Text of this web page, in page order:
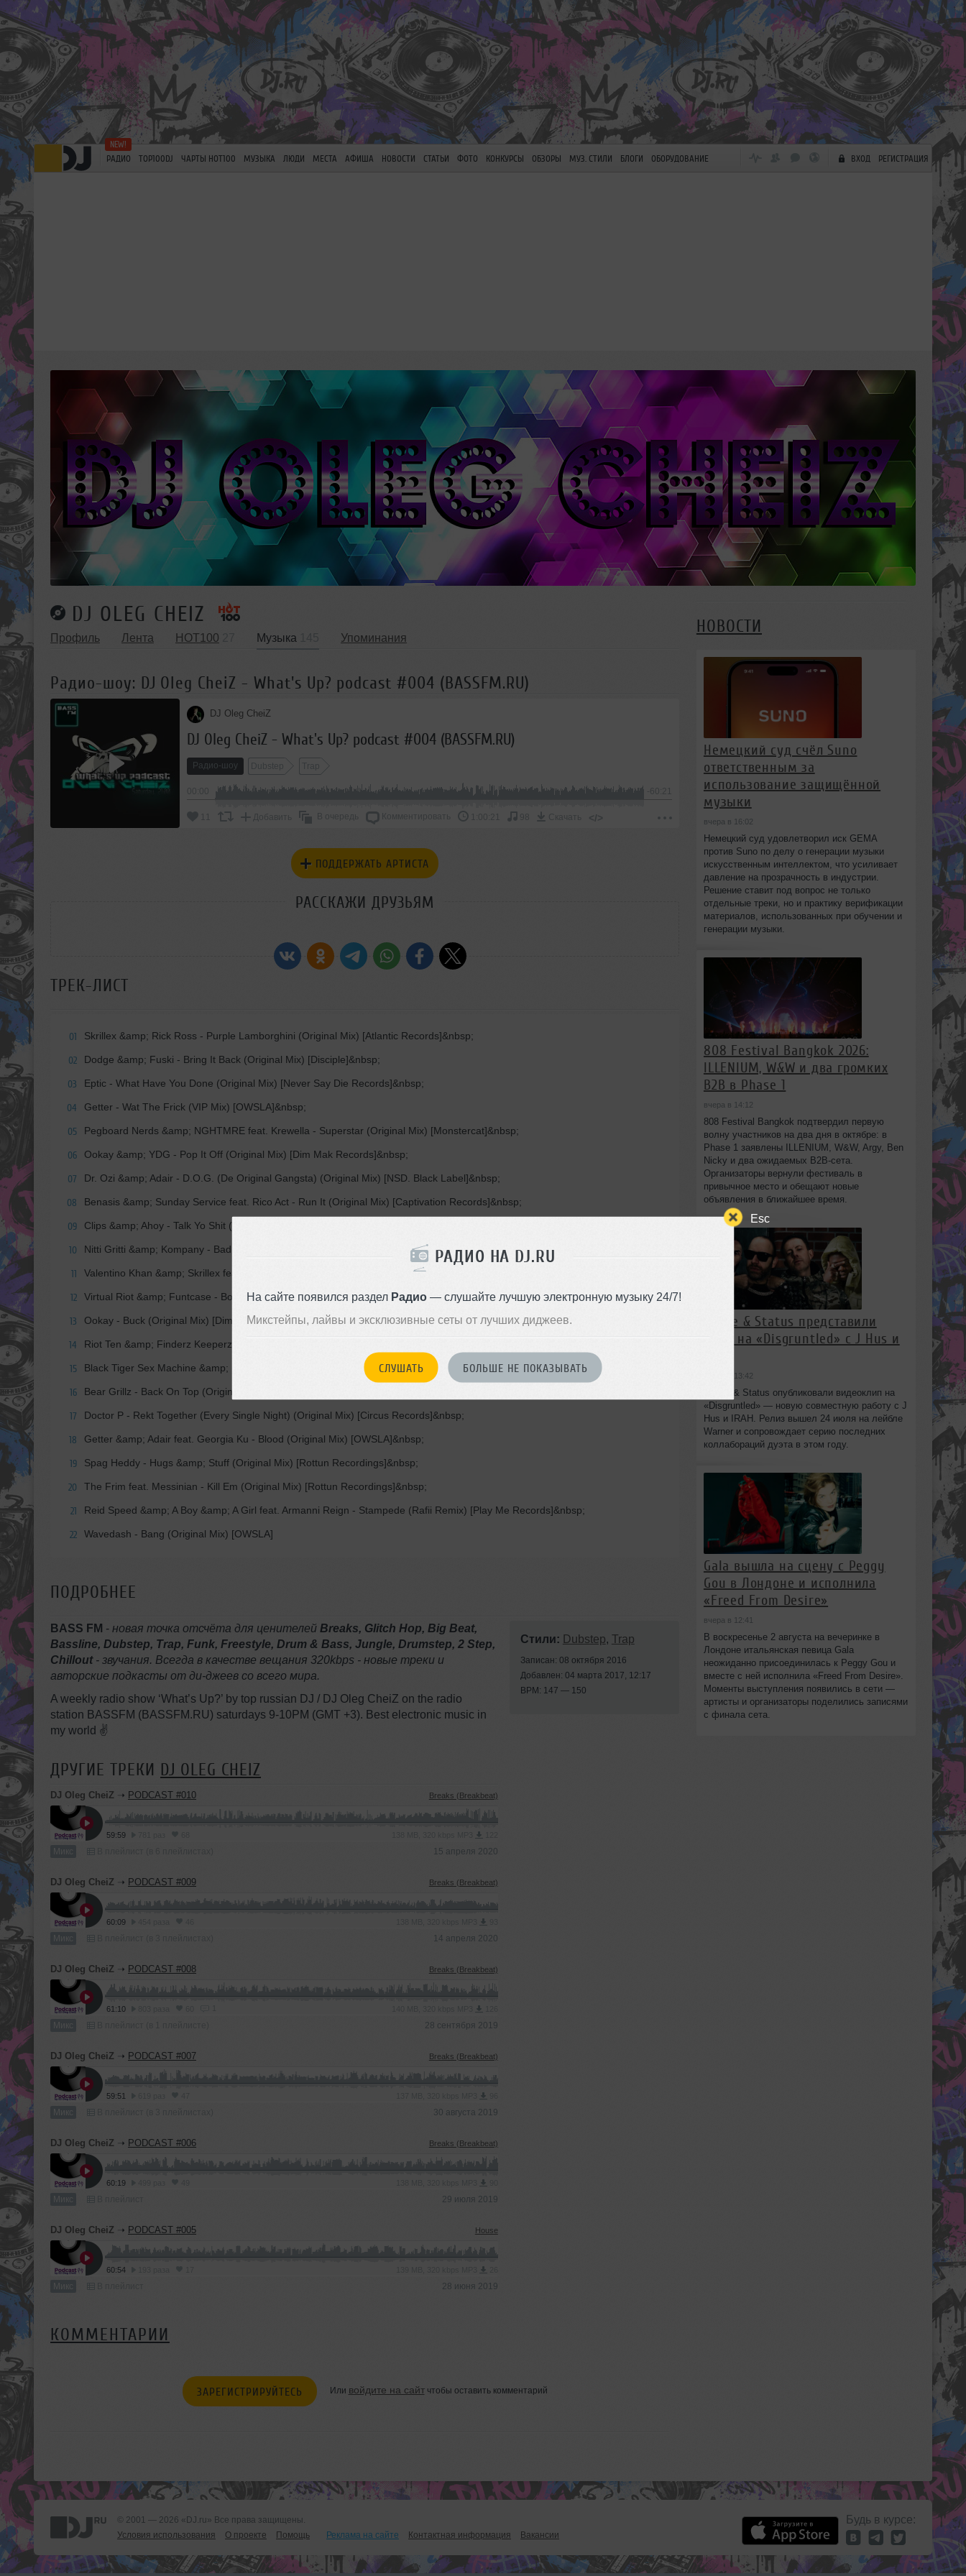
Esc
РАДИО НА DJ.RU
На сайте появился раздел Радио— слушайте лучшую электронную музыку 24/7!
Микстейпы, лайвы и эксклюзивные сеты от лучших диджеев.
СЛУШАТЬ БОЛЬШЕ НЕ ПОКАЗЫВАТЬ
РАДИО TOP100DJ ЧАРТЫ HOT100 МУЗЫКА ЛЮДИ МЕСТА АФИША НОВОСТИ СТАТЬИ ФОТО КОНКУРСЫ ОБЗОРЫ МУЗ. СТИЛИ БЛОГИ ОБОРУДОВАНИЕ ВХОД РЕГИСТРАЦИЯ
DJ OLEG CHEIZ
Профиль Лента HOT100 Музыка Упоминания
Радио-шоу: DJ Oleg CheiZ - What's Up? podcast #004 (BASSFM.RU)
DJ Oleg CheiZ
DJ Oleg CheiZ - What's Up? podcast #004 (BASSFM.RU)
Радио-шоу Dubstep Trap
-60:21
Добавить В очередь Комментировать 1:00:21 98 Скачать </>
ПОДДЕРЖАТЬ АРТИСТА
РАССКАЖИ ДРУЗЬЯМ
ТРЕК-ЛИСТ
01 Skrillex &amp; Rick Ross - Purple Lamborghini (Original Mix) [Atlantic Records]&nbsp;
02 Dodge &amp; Fuski - Bring It Back (Original Mix) [Disciple]&nbsp;
03 Eptic - What Have You Done (Original Mix) [Never Say Die Records]&nbsp;
04 Getter - Wat The Frick (VIP Mix) [OWSLA]&nbsp;
05 Pegboard Nerds &amp; NGHTMRE feat. Krewella - Superstar (Original Mix) [Monstercat]&nbsp;
06 Ookay &amp; YDG - Pop It Off (Original Mix) [Dim Mak Records]&nbsp;
07 Dr. Ozi &amp; Adair - D.O.G. (De Original Gangsta) (Original Mix) [NSD. Black Label]&nbsp;
08 Benasis &amp; Sunday Service feat. Rico Act - Run It (Original Mix) [Captivation Records]&nbsp;
09 Clips &amp; Ahoy - Talk Yo Shit (Original Mix) [Free]&nbsp;
10 Nitti Gritti &amp; Kompany - Badlands (Original Mix) [Dim Mak Records]&nbsp;
11 Valentino Khan &amp; Skrillex feat. Kstylis - Slam Dunk (Original Mix) [OWSLA]&nbsp;
12 Virtual Riot &amp; Funtcase - Borg (Downlink remix) [Disciple]&nbsp;
13 Ookay - Buck (Original Mix) [Dim Mak Records]&nbsp;
14 Riot Ten &amp; Finderz Keeperz - Lift Off (Get Up) [Captivation Records]&nbsp;
15 Black Tiger Sex Machine &amp; LeKtriQue - Armada (Original Mix) [Rottun Recordings]&nbsp;
16 Bear Grillz - Back On Top (Original Mix) [Rottun Recordings]&nbsp;
17 Doctor P - Rekt Together (Every Single Night) (Original Mix) [Circus Records]&nbsp;
18 Getter &amp; Adair feat. Georgia Ku - Blood (Original Mix) [OWSLA]&nbsp;
19 Spag Heddy - Hugs &amp; Stuff (Original Mix) [Rottun Recordings]&nbsp;
20 The Frim feat. Messinian - Kill Em (Original Mix) [Rottun Recordings]&nbsp;
21 Reid Speed &amp; A Boy &amp; A Girl feat. Armanni Reign - Stampede (Rafii Remix) [Play Me Records]&nbsp;
22 Wavedash - Bang (Original Mix) [OWSLA]
ПОДРОБНЕЕ
BASS FM - новая точка отсчёта для ценителей Breaks, Glitch Hop, Big Beat,
Bassline, Dubstep, Trap, Funk, Freestyle, Drum & Bass, Jungle, Drumstep, 2 Step,
Chillout- звучания. Всегда в качестве вещания 320kbps - новые треки и
авторские подкасты от ди-джеев со всего мира.
A weekly radio show ‘What’s Up?’ by top russian DJ / DJ Oleg CheiZ on the radio
station BASSFM (BASSFM.RU) saturdays 9-10PM (GMT +3). Best electronic music in
my world ✌️
ДРУГИЕ ТРЕКИ DJ OLEG CHEIZ
DJ Oleg CheiZ ➝ PODCAST #010 Breaks (Breakbeat)
59:59
Микс 15 апреля 2020
DJ Oleg CheiZ ➝ PODCAST #009 Breaks (Breakbeat)
60:09
Микс 14 апреля 2020
DJ Oleg CheiZ ➝ PODCAST #008 Breaks (Breakbeat)
61:10
Микс 28 сентября 2019
DJ Oleg CheiZ ➝ PODCAST #007 Breaks (Breakbeat)
59:51
Микс 30 августа 2019
DJ Oleg CheiZ ➝ PODCAST #006 Breaks (Breakbeat)
60:19
Микс 29 июля 2019
DJ Oleg CheiZ ➝ PODCAST #005 House
60:54
Микс 28 июня 2019
Стили: Dubstep, Trap
Записан: 08 октября 2016
Добавлен: 04 марта 2017, 12:17
BPM: 147 — 150
КОММЕНТАРИИ
ЗАРЕГИСТРИРУЙТЕСЬ Или войдите на сайтчтобы оставить комментарий
НОВОСТИ
Немецкий суд счёл Suno
ответственным за
использование защищённой
музыки
вчера в 16:02
Немецкий суд удовлетворил иск GEMA
против Suno по делу о генерации музыки
искусственным интеллектом, что усиливает
давление на прозрачность в индустрии.
Решение ставит под вопрос не только
отдельные треки, но и практику верификации
материалов, использованных при обучении и
генерации музыки.
808 Festival Bangkok 2026:
ILLENIUM, W&W и два громких
B2B в Phase 1
вчера в 14:12
808 Festival Bangkok подтвердил первую
волну участников на два дня в октябре: в
Phase 1 заявлены ILLENIUM, W&W, Argy, Ben
Nicky и два ожидаемых B2B-сета.
Организаторы вернули фестиваль в
привычное место и обещают новые
объявления в ближайшее время.
Chase & Status представили
клип на «Disgruntled» с J Hus и
вчера в 13:42
Chase & Status опубликовали видеоклип на
«Disgruntled» — новую совместную работу с J
Hus и IRAH. Релиз вышел 24 июля на лейбле
Warner и сопровождает серию последних
коллабораций дуэта в этом году.
Gala вышла на сцену с Peggy
Gou в Лондоне и исполнила
«Freed From Desire»
вчера в 12:41
В воскресенье 2 августа на вечеринке в
Лондоне итальянская певица Gala
неожиданно присоединилась к Peggy Gou и
вместе с ней исполнила «Freed From Desire».
Моменты выступления появились в сети —
артисты и организаторы поделились записями
с финала сета.
© 2001 — 2026 «DJ.ru» Все права защищены.
Условия использования
О проекте Помощь Реклама на сайте Контактная информация Вакансии
Будь в курсе: